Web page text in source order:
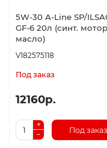
5W-30 A-Line SP/
GF-6 20л (синт.
масло)
V182575118
Под заказ
12160р.
Под заказ